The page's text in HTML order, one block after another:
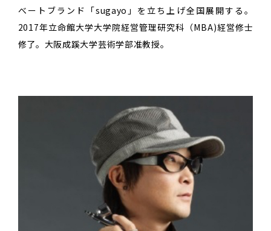
べートブランド「sugayo」を立ち上げ全国展開する。
2017年立命館大学大学院経営管理研究科（MBA)経営修士
修了。大阪成蹊大学芸術学部准教授。